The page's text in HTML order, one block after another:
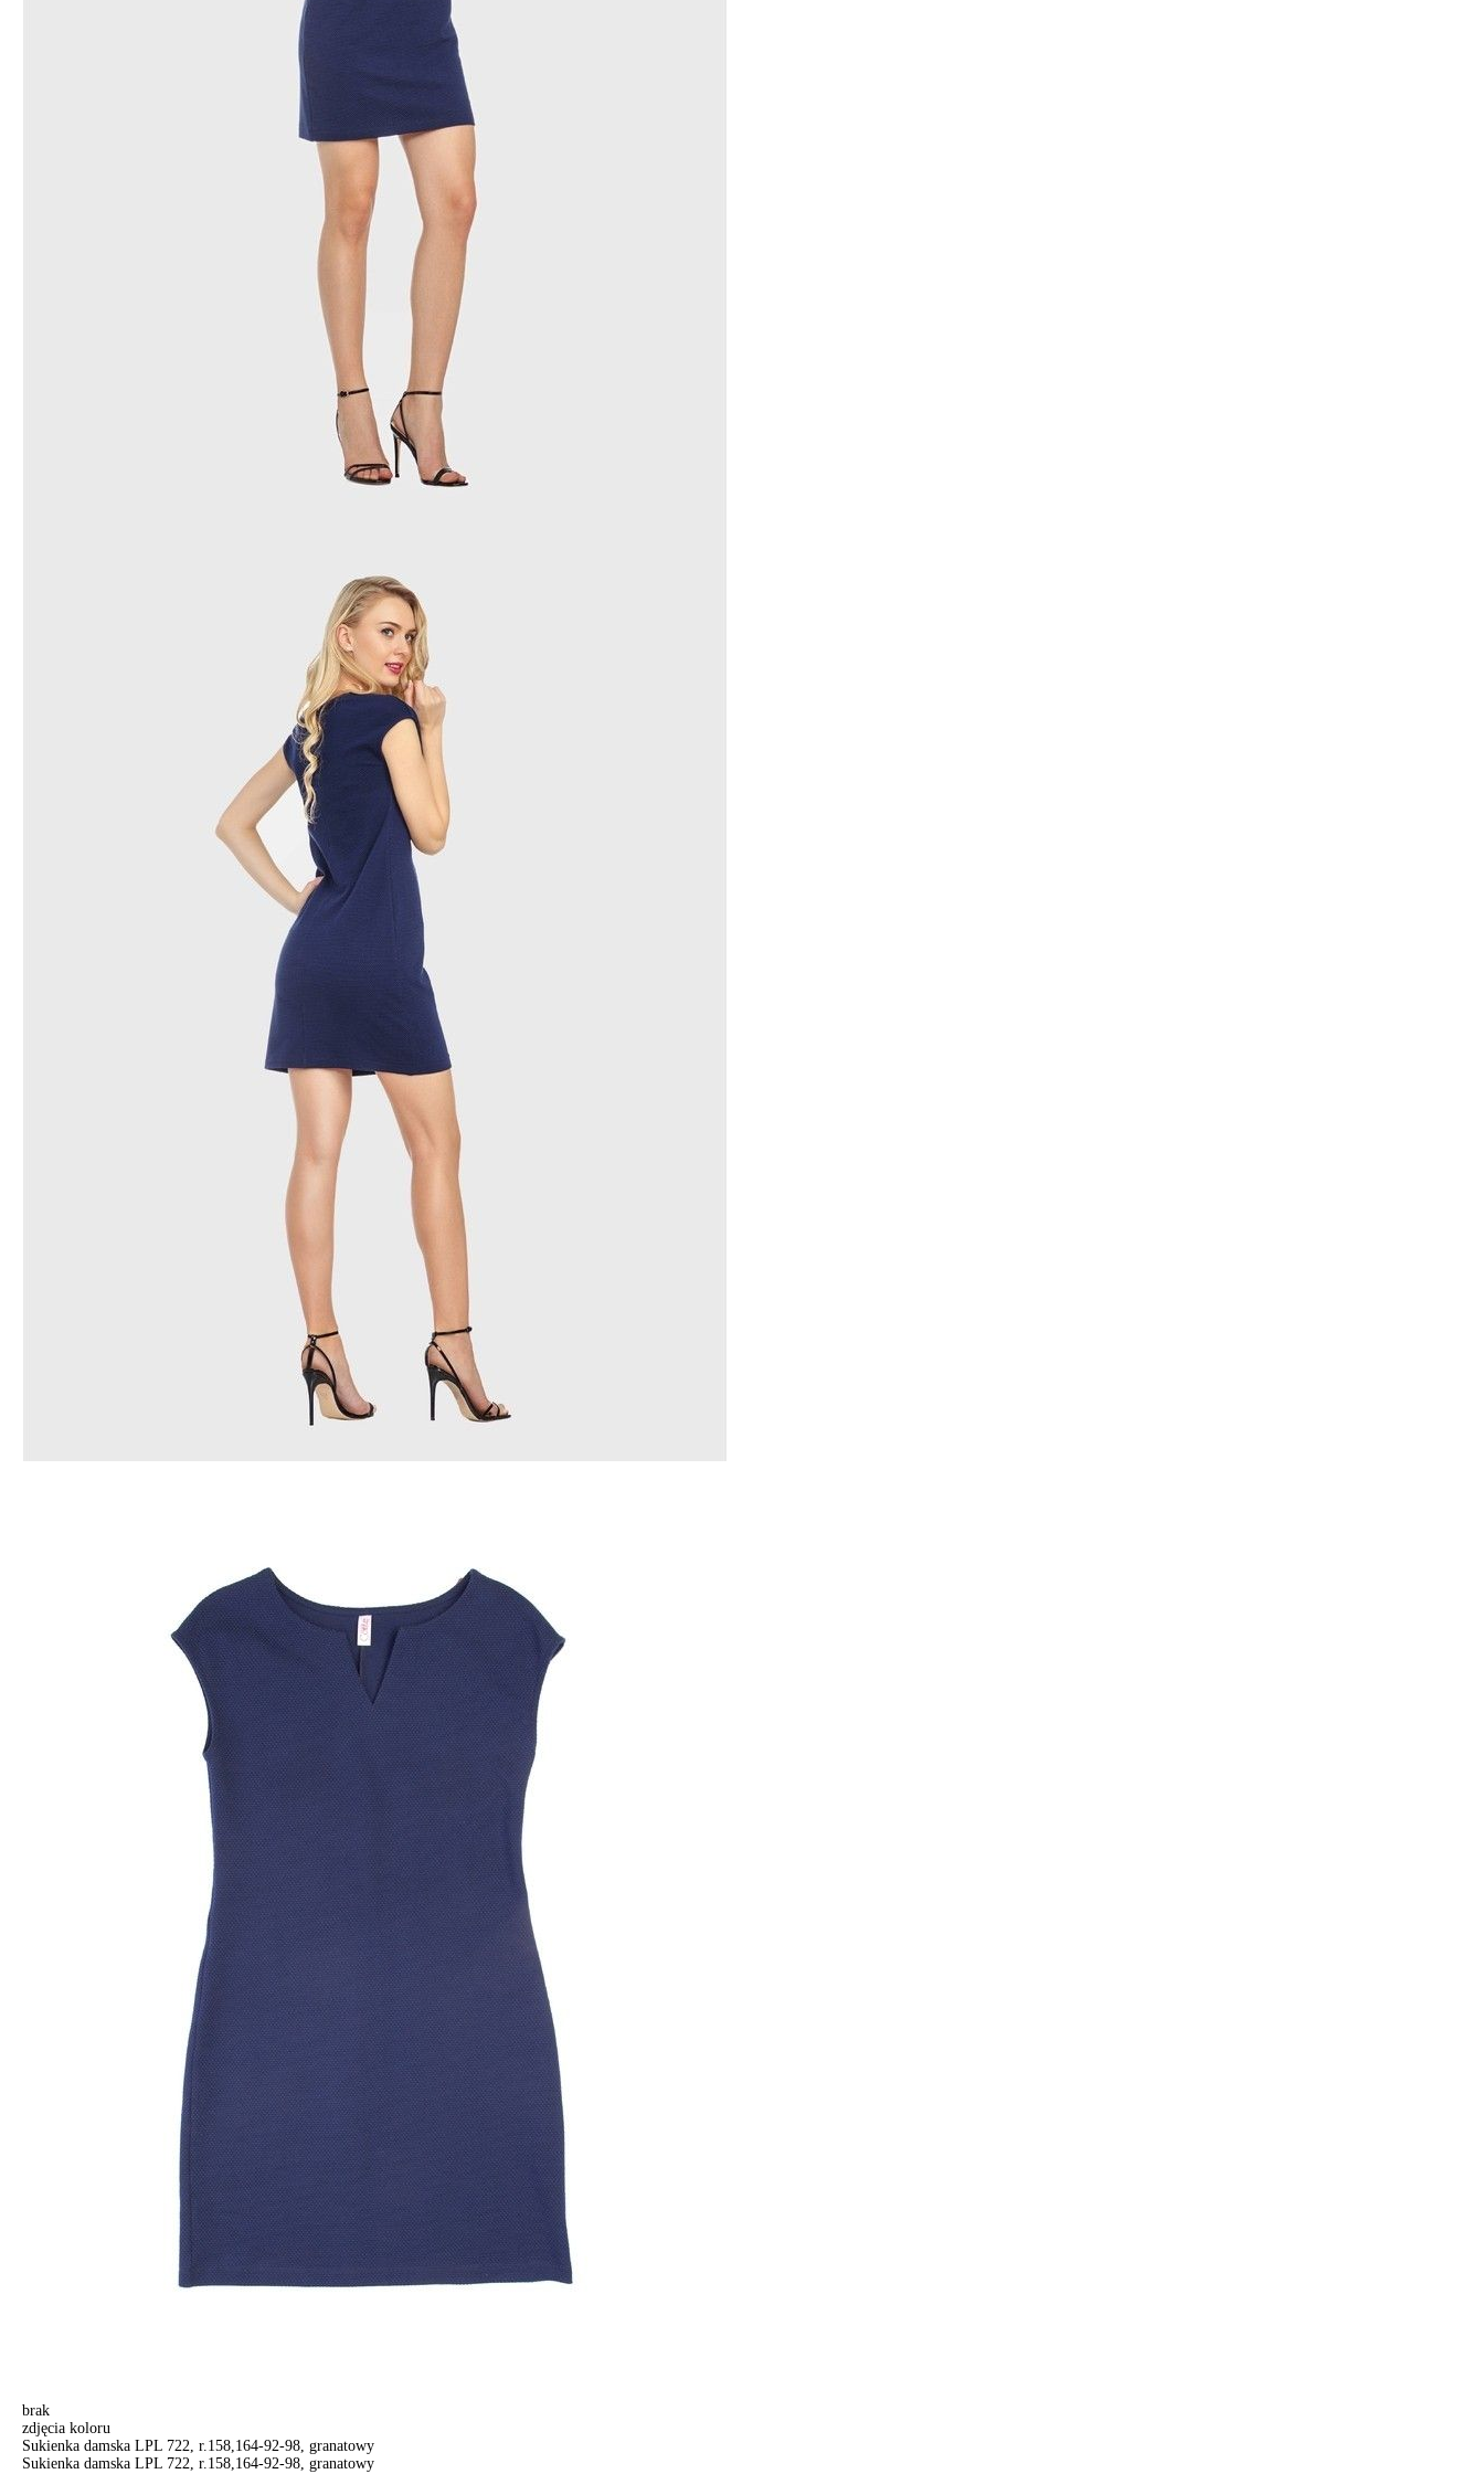
brak
zdjęcia koloru
Sukienka damska LPL 722, r.158,164-92-98, granatowy
Sukienka damska LPL 722, r.158,164-92-98, granatowy